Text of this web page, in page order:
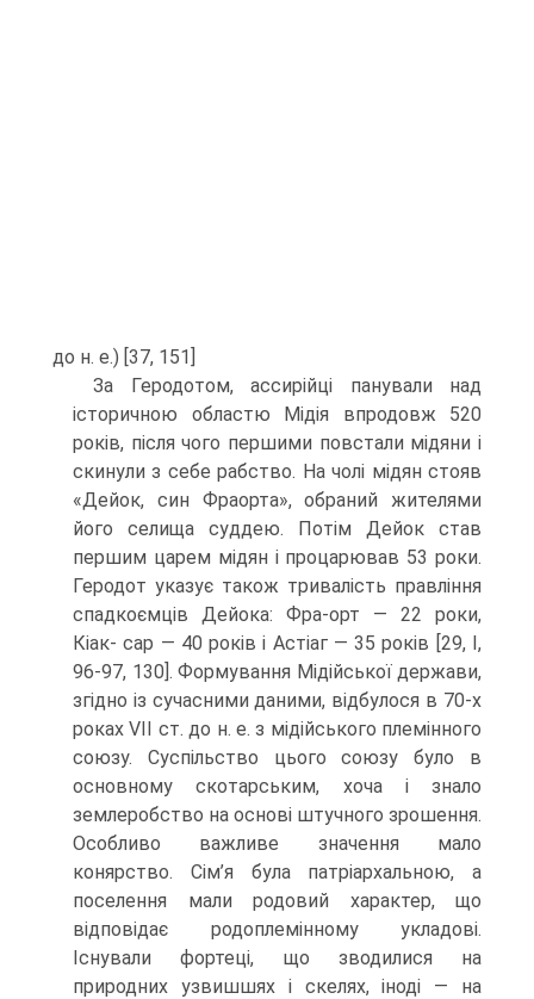
до н. е.) [37, 151]
За Геродотом, ассирійці панували над
історичною областю Мідія впродовж 520
років, після чого першими повстали мідя­ни і
скинули з себе рабство. На чолі мідян стояв
«Дейок, син Фраорта», обраний жите­лями
його селища суддею. Потім Дейок став
першим царем мідян і процарював 53 роки.
Геродот указує також тривалість правління
спадкоємців Дейока: Фра-орт — 22 роки,
Кіак- сар — 40 років і Астіаг — 35 років [29, I,
96-97, 130]. Формування Мідійської держави,
згід­но із сучасними даними, відбулося в 70-х
ро­ках VII ст. до н. е. з мідійського племінного
союзу. Суспільство цього союзу було в
основ­ному скотарським, хоча і знало
землеробство на основі штучного зрошення.
Особливо важли­ве значення мало
конярство. Сім’я була патріархальною, а
поселення мали родовий характер, що
відповідає родоплемінному укладові.
Існували фортеці, що зводи­лися на
природних узвишшях і скелях, іноді — на